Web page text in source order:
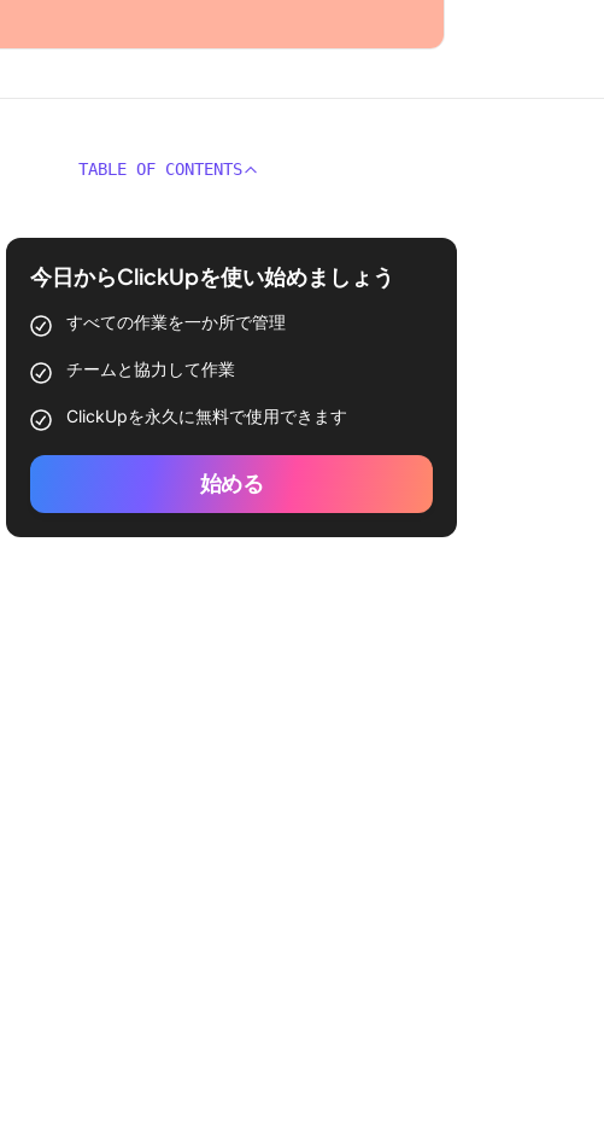
TABLE OF CONTENTS
今日からClickUpを使い始めましょう
すべての作業を一か所で管理
チームと協力して作業
ClickUpを永久に無料で使用できます
始める